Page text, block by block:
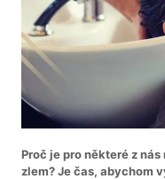
Proč je pro některé z
zlem? Je čas, abychom